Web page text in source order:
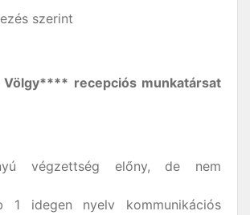
szerint
Völgy**** recepciós munkatársat
végzettség előny, de nem
1 idegen nyelv kommunikációs